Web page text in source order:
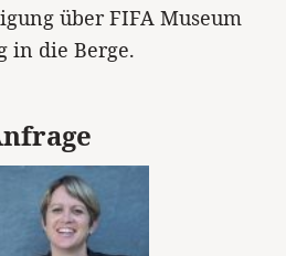
über FIFA Museum
in die Berge.